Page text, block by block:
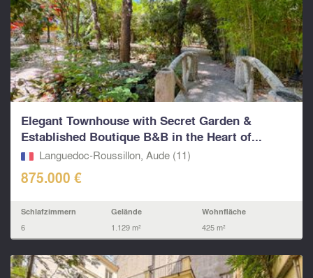
Elegant Townhouse with Secret Garden &
Established Boutique B&B in the Heart of...
Languedoc-Roussillon, Aude (11)
875.000 €
Schlafzimmern
6
Gelände
1.129 m²
Wohnfläche
425 m²